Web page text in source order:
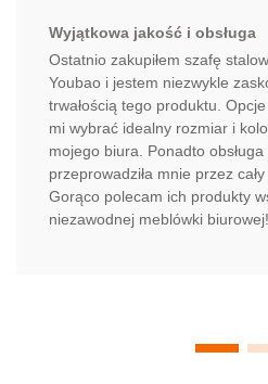
Wyjątkowa jakość i obsługa
Ostatnio zakupiłem szafę
Youbao i jestem niezwykle
trwałością tego produktu.
mi wybrać idealny rozmiar i
mojego biura. Ponadto
przeprowadziła mnie przez
Gorąco polecam ich produkty
niezawodnej meblówki biurowej!